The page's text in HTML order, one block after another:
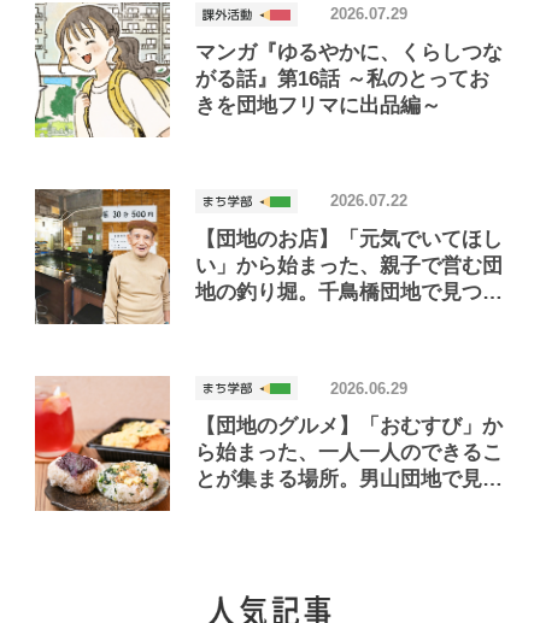
マンガ『ゆるやかに、くらしつな
がる話』第16話 ～私のとってお
きを団地フリマに出品編～
2026.07.29
【団地のお店】「元気でいてほし
い」から始まった、親子で営む団
地の釣り堀。千鳥橋団地で見つけ
2026.07.22
【団地のグルメ】「おむすび」か
ら始まった、一人一人のできるこ
とが集まる場所。男山団地で見つ
2026.06.29